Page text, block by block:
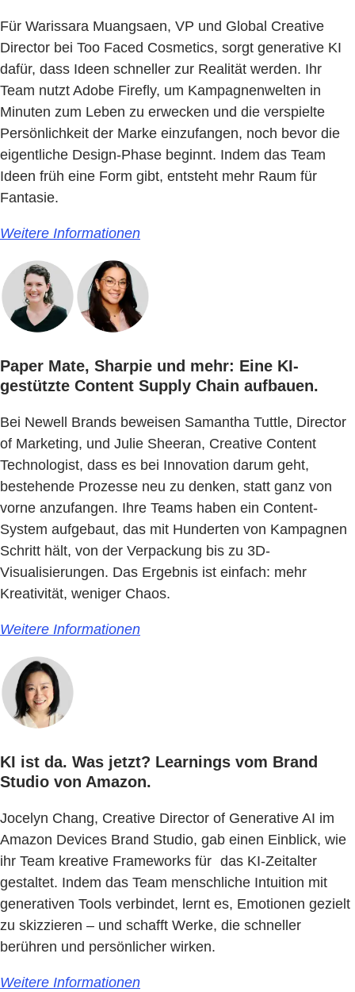
Für Warissara Muangsaen, VP und Global Creative
Director bei Too Faced Cosmetics, sorgt generative KI
dafür, dass Ideen schneller zur Realität werden. Ihr
Team nutzt Adobe Firefly, um Kampagnenwelten in
Minuten zum Leben zu erwecken und die verspielte
Persönlichkeit der Marke einzufangen, noch bevor die
eigentliche Design-Phase beginnt. Indem das Team
Ideen früh eine Form gibt, entsteht mehr Raum für
Fantasie.
Weitere Informationen
Paper Mate, Sharpie und mehr: Eine KI-
gestützte Content Supply Chain aufbauen.
Bei Newell Brands beweisen Samantha Tuttle, Director
of Marketing, und Julie Sheeran, Creative Content
Technologist, dass es bei Innovation darum geht,
bestehende Prozesse neu zu denken, statt ganz von
vorne anzufangen. Ihre Teams haben ein Content-
System aufgebaut, das mit Hunderten von Kampagnen
Schritt hält, von der Verpackung bis zu 3D-
Visualisierungen. Das Ergebnis ist einfach: mehr
Kreativität, weniger Chaos.
Weitere Informationen
KI ist da. Was jetzt? Learnings vom Brand
Studio von Amazon.
Jocelyn Chang, Creative Director of Generative AI im
Amazon Devices Brand Studio, gab einen Einblick, wie
ihr Team kreative Frameworks für das KI-Zeitalter
gestaltet. Indem das Team menschliche Intuition mit
generativen Tools verbindet, lernt es, Emotionen gezielt
zu skizzieren – und schafft Werke, die schneller
berühren und persönlicher wirken.
Weitere Informationen